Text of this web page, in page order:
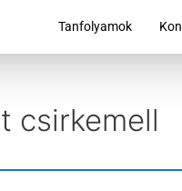
Tanfolyamok
csirkemell